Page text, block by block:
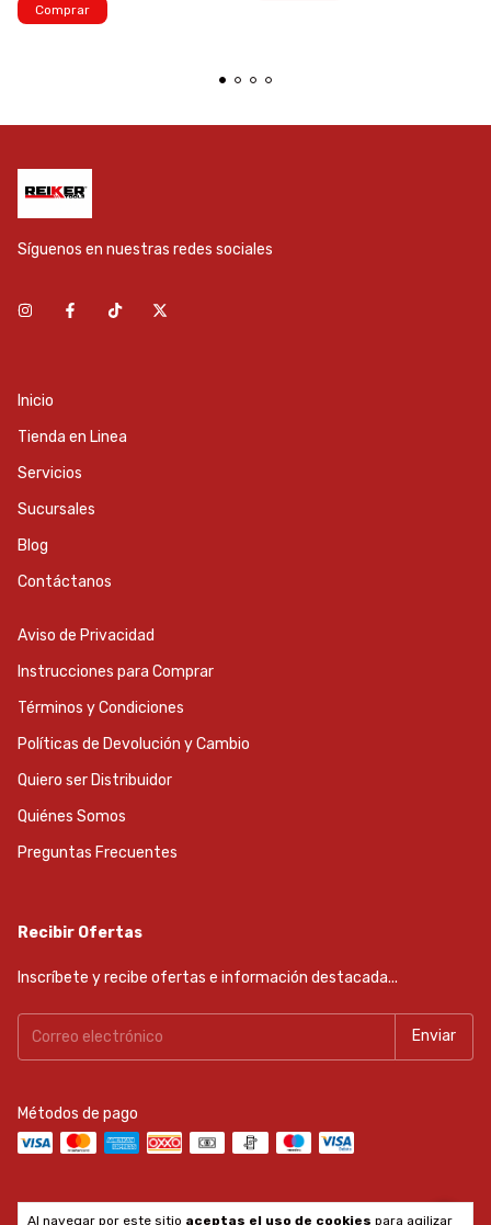
Al navegar por este sitio aceptas el uso de cookies para agilizar
Comprar
Síguenos en nuestras redes sociales
Inicio
Tienda en Linea
Servicios
Sucursales
Blog
Contáctanos
Aviso de Privacidad
Instrucciones para Comprar
Términos y Condiciones
Políticas de Devolución y Cambio
Quiero ser Distribuidor
Quiénes Somos
Preguntas Frecuentes
Recibir Ofertas
Inscríbete y recibe ofertas e información destacada...
Métodos de pago